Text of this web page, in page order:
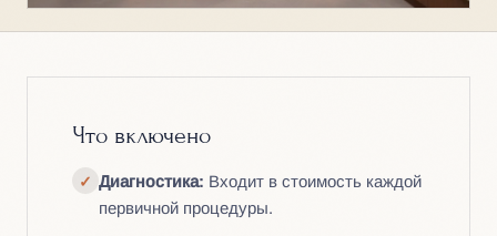
Что включено
✓ Диагностика: Входит в стоимость каждой
первичной процедуры.